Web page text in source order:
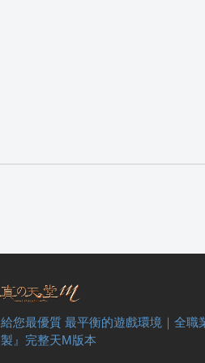
給您最優質 最平衡的遊戲環境｜全
製』完整天M版本